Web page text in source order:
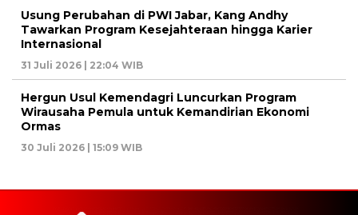
Usung Perubahan di PWI Jabar, Kang Andhy
Tawarkan Program Kesejahteraan hingga Karier
Internasional
31 Juli 2026 | 22:04 WIB
Hergun Usul Kemendagri Luncurkan Program
Wirausaha Pemula untuk Kemandirian Ekonomi
Ormas
30 Juli 2026 | 15:09 WIB